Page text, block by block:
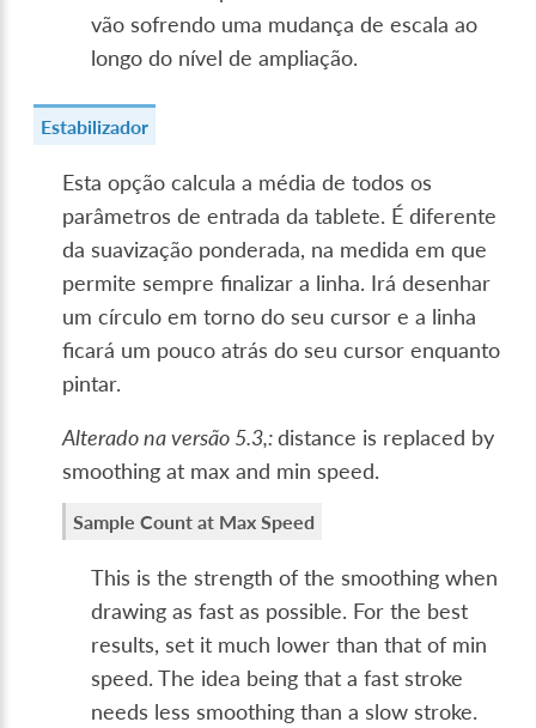
vão sofrendo uma mudança de escala ao
longo do nível de ampliação.
Estabilizador
Esta opção calcula a média de todos os
parâmetros de entrada da tablete. É diferente
da suavização ponderada, na medida em que
permite sempre finalizar a linha. Irá desenhar
um círculo em torno do seu cursor e a linha
ficará um pouco atrás do seu cursor enquanto
pintar.
Alterado na versão 5.3,:distance is replaced by
smoothing at max and min speed.
Sample Count at Max Speed
This is the strength of the smoothing when
drawing as fast as possible. For the best
results, set it much lower than that of min
speed. The idea being that a fast stroke
needs less smoothing than a slow stroke.